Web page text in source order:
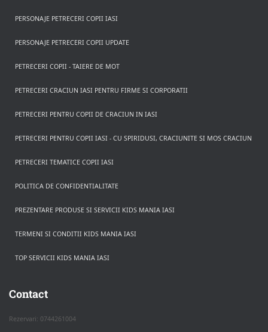
PERSONAJE PETRECERI COPII IASI
PERSONAJE PETRECERI COPII UPDATE
PETRECERI COPII - TAIERE DE MOT
PETRECERI CRACIUN IASI PENTRU FIRME SI CORPORATII
PETRECERI PENTRU COPII DE CRACIUN IN IASI
PETRECERI PENTRU COPII IASI - CU SPIRIDUSI, CRACIUNITE SI MOS CRACIUN
PETRECERI TEMATICE COPII IASI
POLITICA DE CONFIDENTIALITATE
PREZENTARE PRODUSE SI SERVICII KIDS MANIA IASI
TERMENI SI CONDITII KIDS MANIA IASI
TOP SERVICII KIDS MANIA IASI
Contact
Rezervari: 0744261004
Apasa pe o categorie ca sa vezi serviciile.